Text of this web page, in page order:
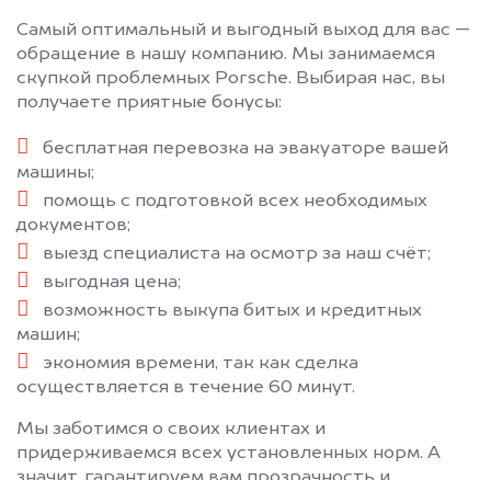
Самый оптимальный и выгодный выход для вас —
обращение в нашу компанию. Мы занимаемся
скупкой проблемных Porsche. Выбирая нас, вы
получаете приятные бонусы:
бесплатная перевозка на эвакуаторе вашей
машины;
помощь с подготовкой всех необходимых
документов;
выезд специалиста на осмотр за наш счёт;
выгодная цена;
возможность выкупа битых и кредитных
машин;
экономия времени, так как сделка
осуществляется в течение 60 минут.
Мы заботимся о своих клиентах и
придерживаемся всех установленных норм. А